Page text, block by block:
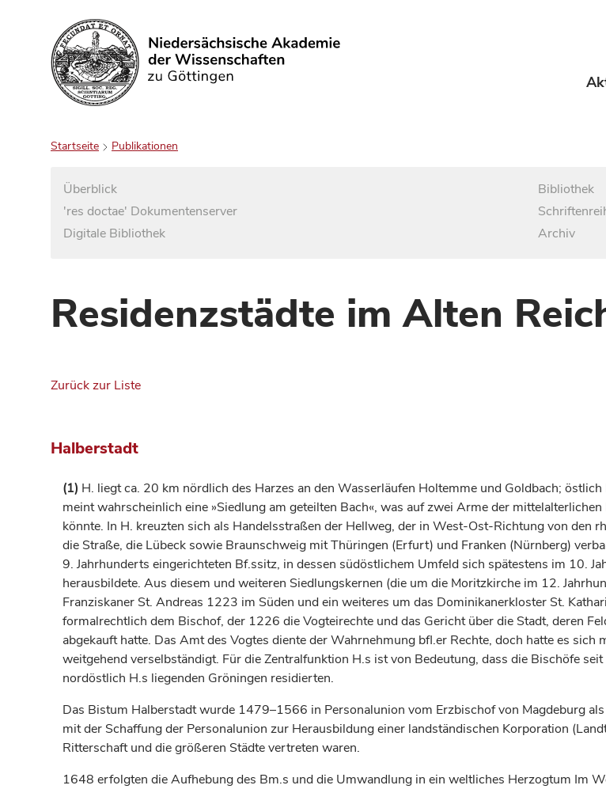
Suchen
Startseite Publikationen
Überblick
'res doctae' Dokumentenserver
Digitale Bibliothek
Bibliothek
Archiv
Residenzstädte im Alten
Zurück zur Liste
Halberstadt
(1) H. liegt ca. 20 km nördlich des Harzes an den Wasserläufen Holtemme und Goldbach;
meint wahrscheinlich eine »Siedlung am geteilten Bach«, was auf zwei Arme der
könnte. In H. kreuzten sich als Handelsstraßen der Hellweg, der in West-Ost-Richtung von den
die Straße, die Lübeck sowie Braunschweig mit Thüringen (Erfurt) und Franken (Nürnberg)
9. Jahrhunderts eingerichteten Bf.ssitz, in dessen südöstlichem Umfeld sich spätestens im 10.
herausbildete. Aus diesem und weiteren Siedlungskernen (die um die Moritzkirche im 12.
Franziskaner St. Andreas 1223 im Süden und ein weiteres um das Dominikanerkloster St.
formalrechtlich dem Bischof, der 1226 die Vogteirechte und das Gericht über die Stadt, deren
abgekauft hatte. Das Amt des Vogtes diente der Wahrnehmung bfl.er Rechte, doch hatte es
weitgehend verselbständigt. Für die Zentralfunktion H.s ist von Bedeutung, dass die Bischöfe
nordöstlich H.s liegenden Gröningen residierten.
Das Bistum Halberstadtwurde 1479–1566 in Personalunion vom Erzbischofvon Magdeburg
mit der Schaffung der Personalunion zur Herausbildung einer landständischen Korporation
Ritterschaft und die größeren Städte vertreten waren.
1648 erfolgten die Aufhebung des Bm.s und die Umwandlung in ein weltliches Herzogtum Im